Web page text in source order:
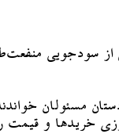
سودجویی
مسئولان
خریدها و